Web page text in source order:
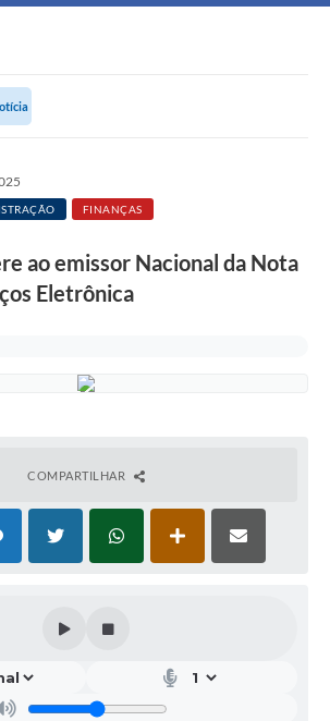
FINANÇAS
ao emissor Nacional da Nota
Eletrônica
COMPARTILHAR